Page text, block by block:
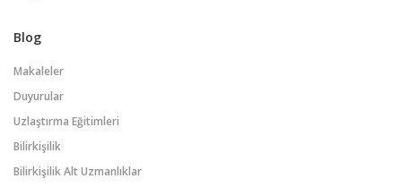
Blog
Makaleler
Duyurular
Uzlaştırma Eğitimleri
Bilirkişilik
Bilirkişilik Alt Uzmanlıklar